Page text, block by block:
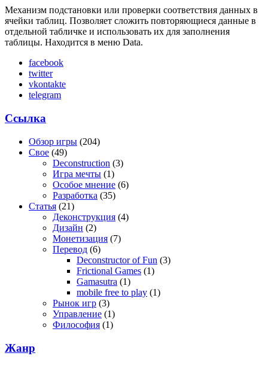
Механизм подстановки или проверки соответствия данных в
ячейки таблиц. Позволяет сложить повторяющиеся данные в
отдельной табличке и использовать их для заполнения
таблицы. Находится в меню Data.
facebook
twitter
vkontakte
telegram
Ссылка
Обзор игры (204)
Свое (49)
Deconstruction (3)
Игра мечты (1)
Особое мнение (6)
Разработка (35)
Статья (21)
Деконструкция (4)
Дизайн (2)
Монетизация (7)
Перевод (6)
Deconstructor of Fun (3)
Frictional Games (1)
Gamasutra (1)
mobile free to play (1)
Рынок игр (3)
Управление (1)
Философия (1)
Жанр